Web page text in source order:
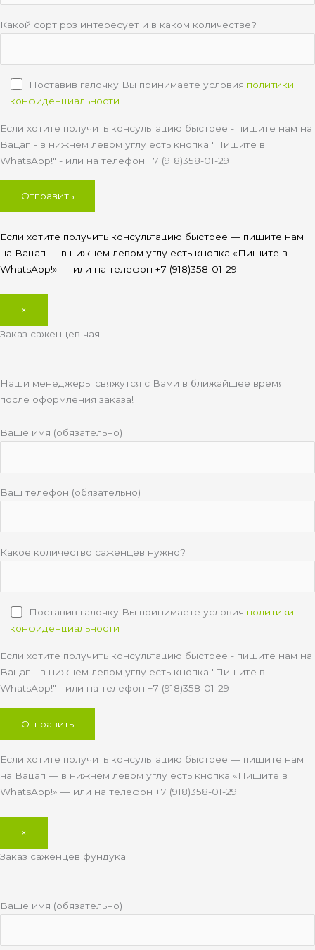
Какой сорт роз интересует и в каком количестве?
Поставив галочку Вы принимаете условия политики
конфиденциальности
Если хотите получить консультацию быстрее - пишите нам на
Вацап - в нижнем левом углу есть кнопка "Пишите в
WhatsApp!" - или на телефон +7 (918)358-01-29
Если хотите получить консультацию быстрее — пишите нам
на Вацап — в нижнем левом углу есть кнопка «Пишите в
WhatsApp!» — или на телефон +7 (918)358-01-29
×
Заказ саженцев чая
Наши менеджеры свяжутся с Вами в ближайшее время
после оформления заказа!
Ваше имя (обязательно)
Ваш телефон (обязательно)
Какое количество саженцев нужно?
Поставив галочку Вы принимаете условия политики
конфиденциальности
Если хотите получить консультацию быстрее - пишите нам на
Вацап - в нижнем левом углу есть кнопка "Пишите в
WhatsApp!" - или на телефон +7 (918)358-01-29
Если хотите получить консультацию быстрее — пишите нам
на Вацап — в нижнем левом углу есть кнопка «Пишите в
WhatsApp!» — или на телефон +7 (918)358-01-29
×
Заказ саженцев фундука
Ваше имя (обязательно)